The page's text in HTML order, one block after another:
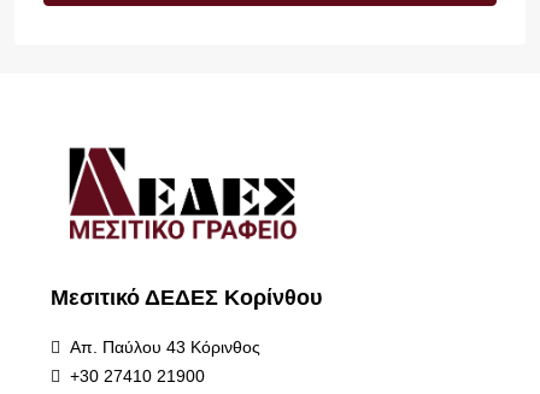
Μεσιτικό ΔΕΔΕΣ Κορίνθου
Απ. Παύλου 43 Κόρινθος
+30 27410 21900